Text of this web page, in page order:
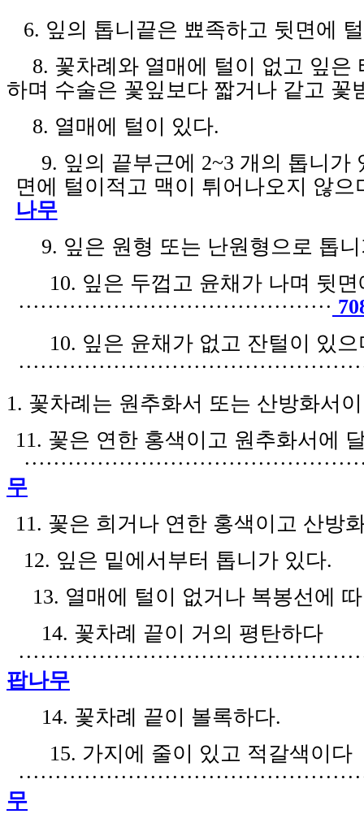
6. 잎의 톱니끝은 뾰족하고 뒷면에
8. 꽃차례와 열매에 털이 없고 잎
하며 수술은 꽃잎보다 짧거나 같고 꽃
8. 열매에 털이 있다.
9. 잎의 끝부근에 2~3 개의 톱니가
면에 털이적고 맥이 튀어나오지 않
나무
9. 잎은 원형 또는 난원형으로 톱
10. 잎은 두껍고 윤채가 나며 뒷
···········································
10. 잎은 윤채가 없고 잔털이 있
··············································
1. 꽃차례는 원추화서 또는 산방화서
11. 꽃은 연한 홍색이고 원추화서에
··············································
무
11. 꽃은 희거나 연한 홍색이고 산방
12. 잎은 밑에서부터 톱니가 있다.
13. 열매에 털이 없거나 복봉선에
14. 꽃차례 끝이 거의 평탄하다
···············································
팝나무
14. 꽃차례 끝이 볼록하다.
15. 가지에 줄이 있고 적갈색이다
···············································
무